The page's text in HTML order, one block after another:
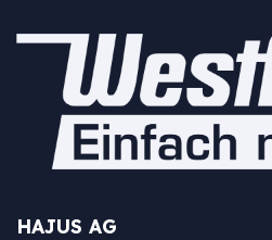
HAJUS AG